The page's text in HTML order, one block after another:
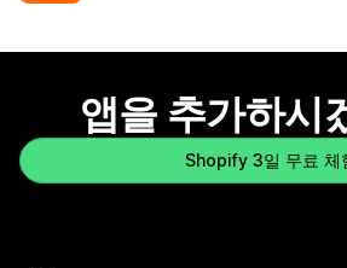
앱을 추가하시
Shopify 3일 무료 체